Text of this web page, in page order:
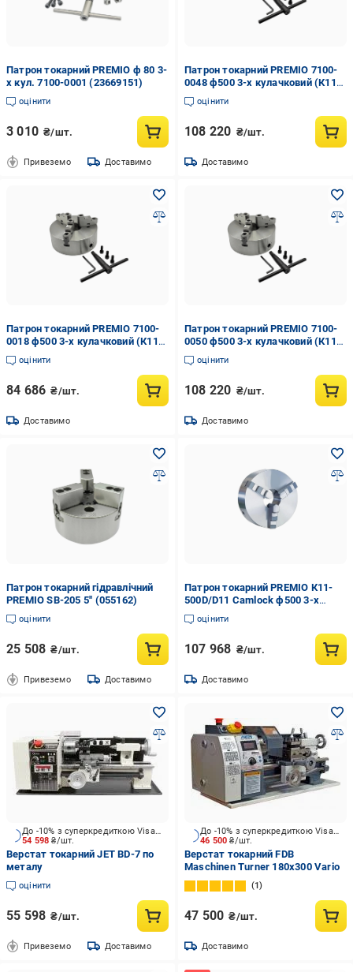
Патрон токарний PREMIO ф 80 3-
х кул. 7100-0001 (23669151)
оцінити
3 010 ₴/шт.
Привеземо Доставимо
Патрон токарний PREMIO 7100-
0048 ф500 3-х кулачковий (К11-
500D/С8)
оцінити
108 220 ₴/шт.
Доставимо
Патрон токарний PREMIO 7100-
0018 ф500 3-х кулачковий (К11-
500D)
оцінити
84 686 ₴/шт.
Доставимо
Патрон токарний PREMIO 7100-
0050 ф500 3-х кулачковий (К11-
500D/С11)
оцінити
108 220 ₴/шт.
Доставимо
Патрон токарний гідравлічний
PREMIO SB-205 5'' (055162)
оцінити
25 508 ₴/шт.
Привеземо Доставимо
Патрон токарний PREMIO К11-
500D/D11 Camlock ф500 3-х
кулачковий (34553386)
оцінити
107 968 ₴/шт.
Доставимо
54 598₴/шт.
До -10% з суперкредиткою Visa Вигода
Верстат токарний JET BD-7 по
металу
оцінити
55 598 ₴/шт.
Привеземо Доставимо
46 500₴/шт.
До -10% з суперкредиткою Visa Вигода
Верстат токарний FDB
Maschinen Turner 180х300 Vario
1
47 500 ₴/шт.
Доставимо